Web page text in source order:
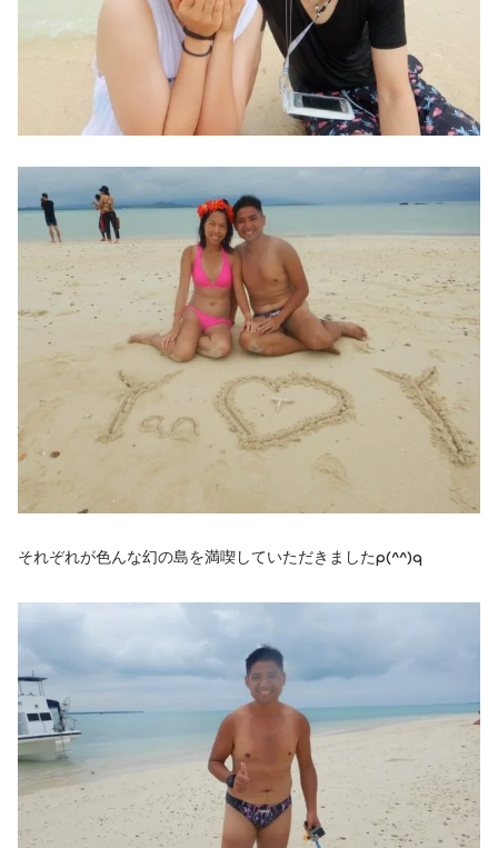
それぞれが色んな幻の島を満喫していただきましたp(^^)q